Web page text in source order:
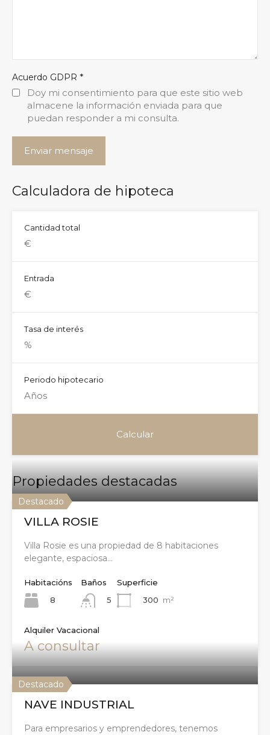
Acuerdo GDPR *
Doy mi consentimiento para que este sitio web
almacene la información enviada para que
puedan responder a mi consulta.
Calculadora de hipoteca
Cantidad total
Entrada
Tasa de interés
Periodo hipotecario
Propiedades destacadas
Destacado
VILLA ROSIE
Villa Rosie es una propiedad de 8 habitaciones
elegante, espaciosa…
Habitacións
8
Baños
5
Superficie
300 m²
Alquiler Vacacional
A consultar
Destacado
NAVE INDUSTRIAL
Para empresarios y emprendedores, tenemos